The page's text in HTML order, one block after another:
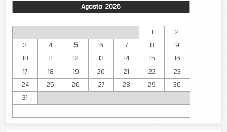
Agosto 2026
1
2
3
4 5 6 7 8
9
10
11 12 13 14 15
16
17
18 19 20 21 22
23
24
25 26 27 28 29
30
31